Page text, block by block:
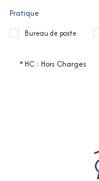
Pratique
Bureau de poste
* HC : Hors Charges